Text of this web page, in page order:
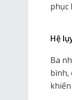
phục
Hệ
Ba
bình,